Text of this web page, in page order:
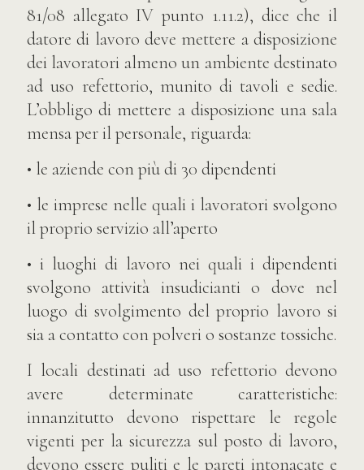
81/08 allegato IV punto 1.11.2), dice che il
datore di lavoro deve mettere a disposizione
dei lavoratori almeno un ambiente destinato
ad uso refettorio, munito di tavoli e sedie.
L’obbligo di mettere a disposizione una sala
mensa per il personale, riguarda:
• le aziende con più di 30 dipendenti
• le imprese nelle quali i lavoratori svolgono
il proprio servizio all’aperto
• i luoghi di lavoro nei quali i dipendenti
svolgono attività insudicianti o dove nel
luogo di svolgimento del proprio lavoro si
sia a contatto con polveri o sostanze tossiche.
I locali destinati ad uso refettorio devono
avere determinate caratteristiche:
innanzitutto devono rispettare le regole
vigenti per la sicurezza sul posto di lavoro,
devono essere puliti e le pareti intonacate e